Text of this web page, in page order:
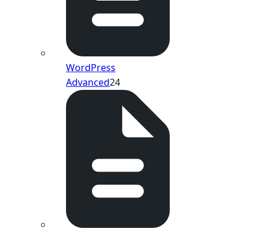
WordPress
Advanced24